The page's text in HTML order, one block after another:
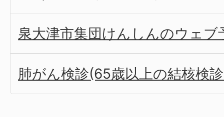
泉大津市集団けんしんのウェブ
肺がん検診(65歳以上の結核検